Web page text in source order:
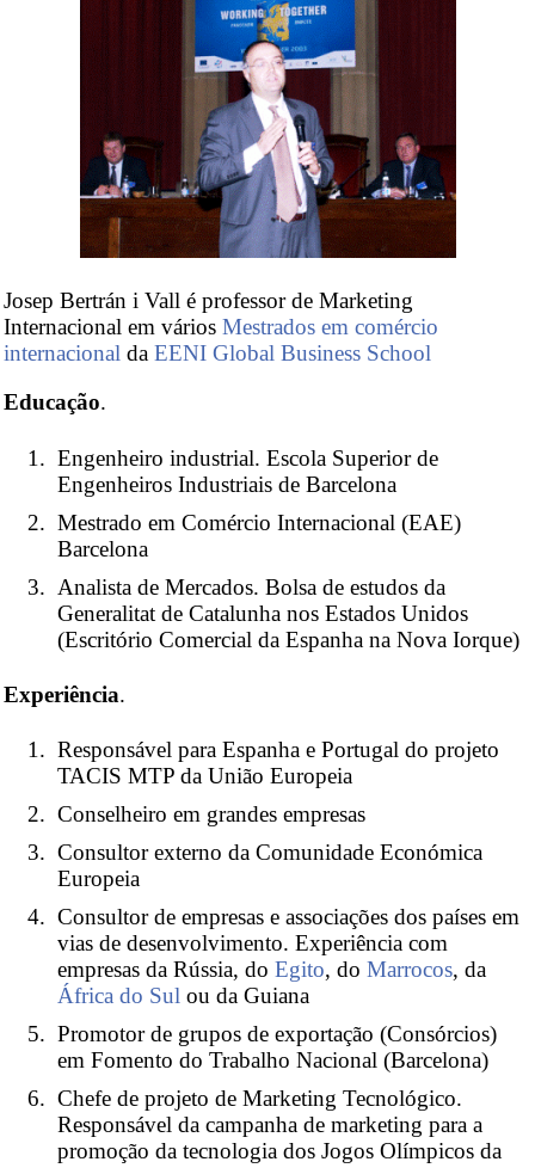
Josep Bertrán i Vall é professor de Marketing
Internacional em vários Mestrados em comércio
internacional da EENI Global Business School
Educação.
Engenheiro industrial. Escola Superior de
Engenheiros Industriais de Barcelona
Mestrado em Comércio Internacional (EAE)
Barcelona
Analista de Mercados. Bolsa de estudos da
Generalitat de Catalunha nos Estados Unidos
(Escritório Comercial da Espanha na Nova Iorque)
Experiência.
Responsável para Espanha e Portugal do projeto
TACIS MTP da União Europeia
Conselheiro em grandes empresas
Consultor externo da Comunidade Económica
Europeia
Consultor de empresas e associações dos países em
vias de desenvolvimento. Experiência com
empresas da Rússia, do Egito, do Marrocos, da
África do Sul ou da Guiana
Promotor de grupos de exportação (Consórcios)
em Fomento do Trabalho Nacional (Barcelona)
Chefe de projeto de Marketing Tecnológico.
Responsável da campanha de marketing para a
promoção da tecnologia dos Jogos Olímpicos da